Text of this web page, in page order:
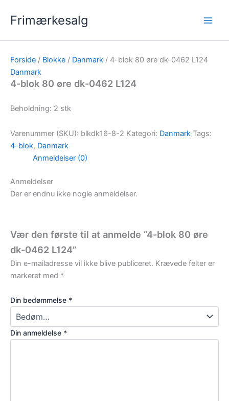
Frimærkesalg
Forside / Blokke / Danmark / 4-blok 80 øre dk-0462 L124
Danmark
4-blok 80 øre dk-0462 L124
Beholdning: 2 stk
Varenummer (SKU): blkdk16-8-2 Kategori: Danmark Tags:
4-blok, Danmark
Anmeldelser (0)
Anmeldelser
Der er endnu ikke nogle anmeldelser.
Vær den første til at anmelde “4-blok 80 øre
dk-0462 L124”
Din e-mailadresse vil ikke blive publiceret. Krævede felter er
markeret med *
Din bedømmelse *
Din anmeldelse *